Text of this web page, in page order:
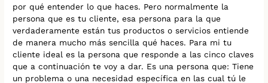
por qué entender lo que haces. Pero normalmente la
persona que es tu cliente, esa persona para la que
verdaderamente están tus productos o servicios entiende
de manera mucho más sencilla qué haces. Para mi tu
cliente ideal es la persona que responde a las cinco claves
que a continuación te voy a dar. Es una persona que: Tiene
un problema o una necesidad específica en las cual tú le